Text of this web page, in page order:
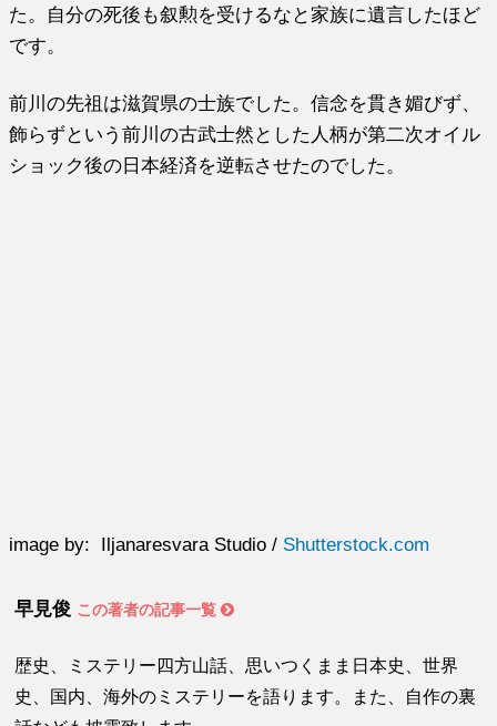
た。自分の死後も叙勲を受けるなと家族に遺言したほど
です。
前川の先祖は滋賀県の士族でした。信念を貫き媚びず、
飾らずという前川の古武士然とした人柄が第二次オイル
ショック後の日本経済を逆転させたのでした。
image by: Iljanaresvara Studio / Shutterstock.com
早見俊 この著者の記事一覧
歴史、ミステリー四方山話、思いつくまま日本史、世界
史、国内、海外のミステリーを語ります。また、自作の裏